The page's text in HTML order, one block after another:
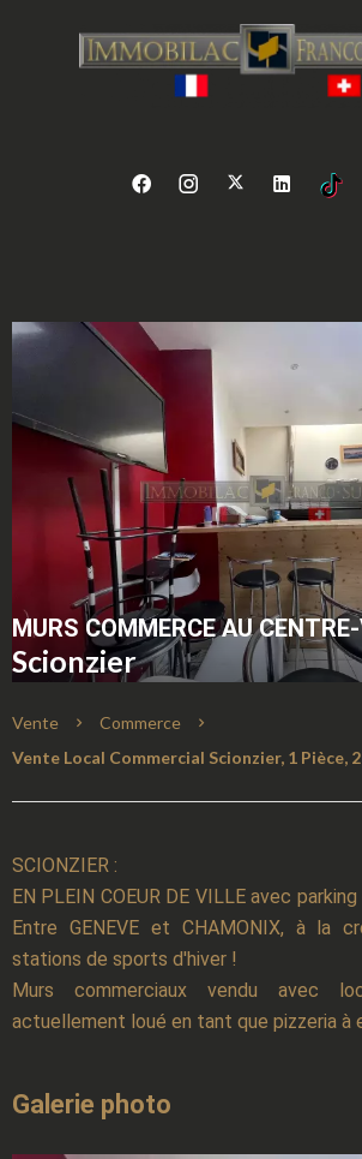
MURS COMMERCE AU
Scionzier
Vente
Commerce
Vente Local Commercial Scionzier, 1 Pièce,
SCIONZIER :
EN PLEIN COEUR DE VILLE avec
Entre GENEVE et CHAMONIX, à la
stations de sports d'hiver !
Murs commerciaux vendu avec
actuellement loué en tant que pizzeria à
Galerie photo